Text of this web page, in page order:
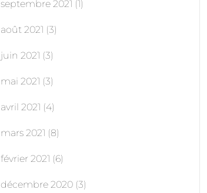
septembre 2021 (1)
août 2021 (3)
juin 2021 (3)
mai 2021 (3)
avril 2021 (4)
mars 2021 (8)
février 2021 (6)
décembre 2020 (3)